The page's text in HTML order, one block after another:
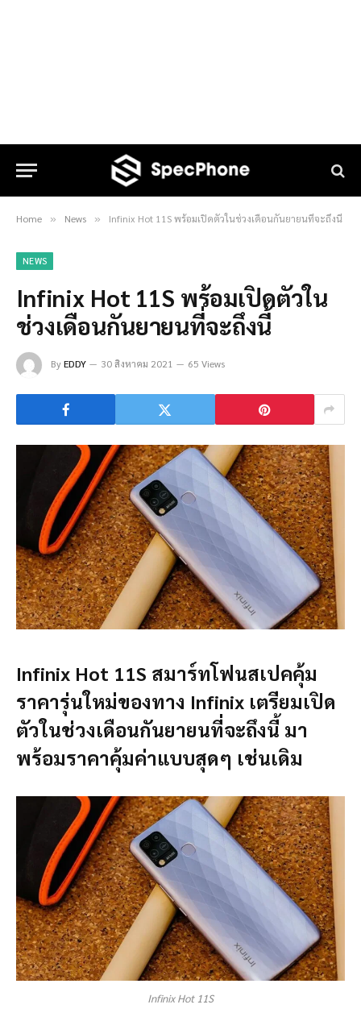
Home » News » Infinix Hot 11S พร้อมเปิดตัวในช่วงเดือนกันยายนที่จะถึงนี้
NEWS
Infinix Hot 11S พร้อมเปิดตัวใน
ช่วงเดือนกันยายนที่จะถึงนี้
ByEDDY 30 สิงหาคม 2021 65 Views
Infinix Hot 11S สมาร์ทโฟนสเปคคุ้ม
ราคารุ่นใหม่ของทาง Infinix เตรียมเปิด
ตัวในช่วงเดือนกันยายนที่จะถึงนี้ มา
พร้อมราคาคุ้มค่าแบบสุดๆ เช่นเดิม
Infinix Hot 11S